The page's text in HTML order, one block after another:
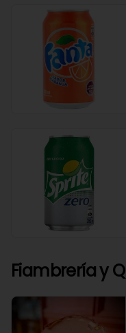
Fiambrería y